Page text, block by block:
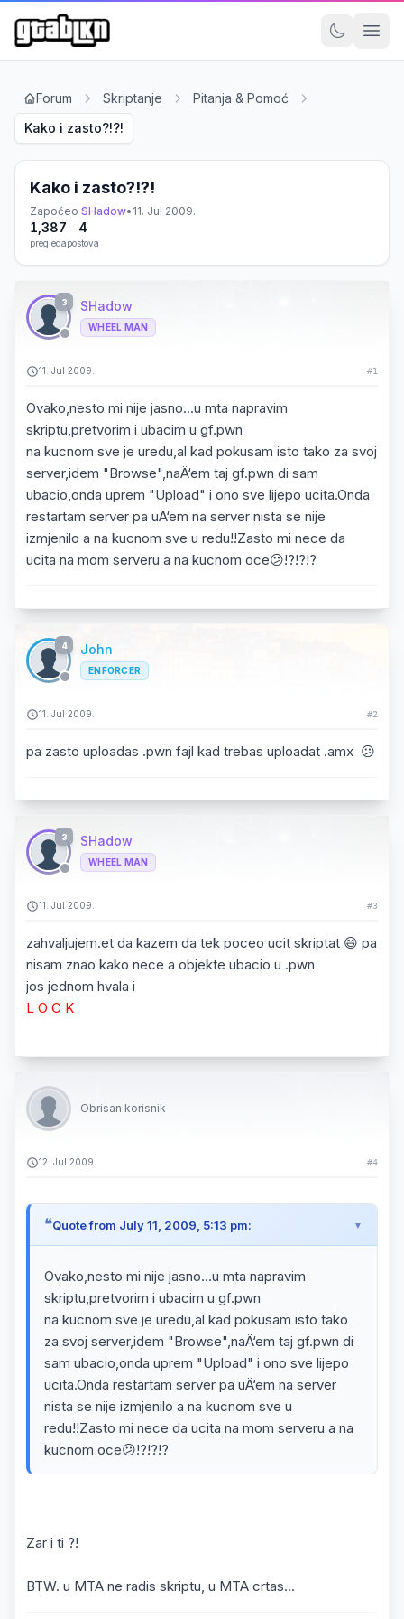
Forum Skriptanje
Pitanja & Pomoć
Kako i zasto?!?!
Kako i zasto?!?!
Započeo SHadow• 11. Jul 2009.
1,387
pregleda
4
postova
3 SHadow
WHEEL MAN
11. Jul 2009. #1
Ovako,nesto mi nije jasno...u mta napravim
skriptu,pretvorim i ubacim u gf.pwn
na kucnom sve je uredu,al kad pokusam isto tako za svoj
server,idem "Browse",naÄ‘em taj gf.pwn di sam
ubacio,onda uprem "Upload" i ono sve lijepo ucita.Onda
restartam server pa uÄ‘em na server nista se nije
izmjenilo a na kucnom sve u redu!!Zasto mi nece da
ucita na mom serveru a na kucnom oce😕!?!?!?
4 John
ENFORCER
11. Jul 2009. #2
pa zasto uploadas .pwn fajl kad trebas uploadat .amx 😕
3 SHadow
WHEEL MAN
11. Jul 2009. #3
zahvaljujem.et da kazem da tek poceo ucit skriptat 😄 pa
nisam znao kako nece a objekte ubacio u .pwn
jos jednom hvala i
L O C K
Obrisan korisnik
12. Jul 2009. #4
Quote from July 11, 2009, 5:13 pm:
Ovako,nesto mi nije jasno...u mta napravim
skriptu,pretvorim i ubacim u gf.pwn
na kucnom sve je uredu,al kad pokusam isto tako
za svoj server,idem "Browse",naÄ‘em taj gf.pwn di
sam ubacio,onda uprem "Upload" i ono sve lijepo
ucita.Onda restartam server pa uÄ‘em na server
nista se nije izmjenilo a na kucnom sve u
redu!!Zasto mi nece da ucita na mom serveru a na
kucnom oce😕!?!?!?
Zar i ti ?!
BTW. u MTA ne radis skriptu, u MTA crtas...